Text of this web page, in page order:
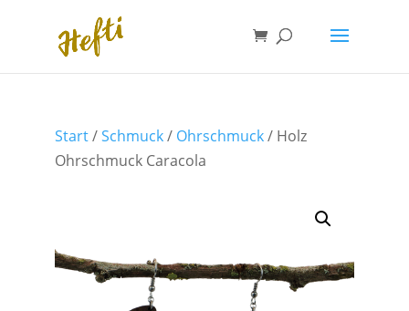
Start/Schmuck/ Ohrschmuck/ Holz
Ohrschmuck Caracola